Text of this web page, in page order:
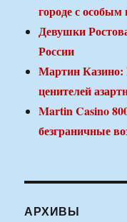
городе с
Девушки
России
Мартин
ценителей
Martin Casino
безграничные
АРХИВЫ